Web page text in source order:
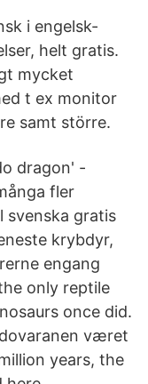
i engelsk-
helt gratis.
mycket
t ex monitor
samt större.
dragon' -
fler
svenska gratis
krybdyr,
engang
only reptile
once did.
været
years, the